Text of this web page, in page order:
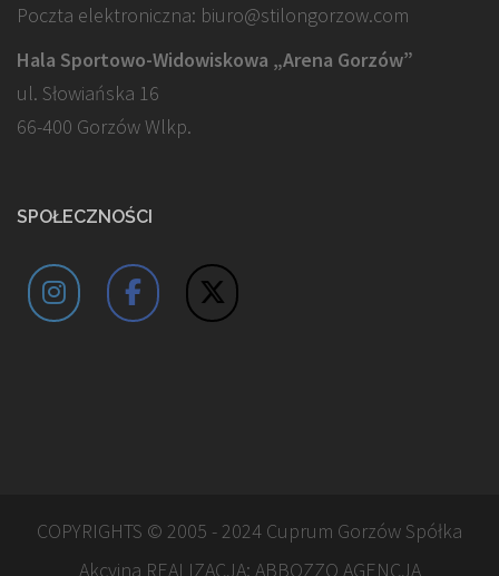
Poczta elektroniczna: biuro@stilongorzow.com
Hala Sportowo-Widowiskowa „Arena Gorzów”
ul. Słowiańska 16
66-400 Gorzów Wlkp.
SPOŁECZNOŚCI
COPYRIGHTS © 2005 - 2024 Cuprum Gorzów Spółka
Akcyjna REALIZACJA: ABBOZZO AGENCJA